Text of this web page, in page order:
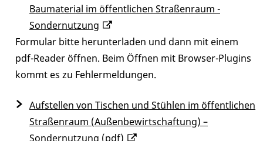
Baumaterial im öffentlichen Straßenraum -
Sondernutzung
Formular bitte herunterladen und dann mit einem
pdf-Reader öffnen. Beim Öffnen mit Browser-Plugins
kommt es zu Fehlermeldungen.
Aufstellen von Tischen und Stühlen im öffentlichen
Straßenraum (Außenbewirtschaftung) –
Sondernutzung (pdf)